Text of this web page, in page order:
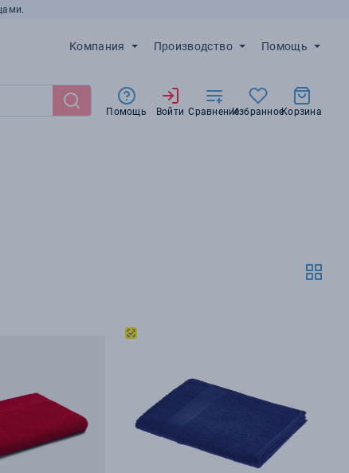
Компания Производство Помощь
Помощь Войти СравнениеИзбранноеКорзина